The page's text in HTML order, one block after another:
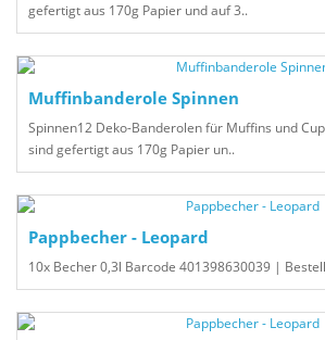
gefertigt aus 170g Papier und auf 3..
Muffinbanderole Spinnen
Spinnen12 Deko-Banderolen für Muffins und
sind gefertigt aus 170g Papier un..
Pappbecher - Leopard
10x Becher 0,3l Barcode 401398630039 |